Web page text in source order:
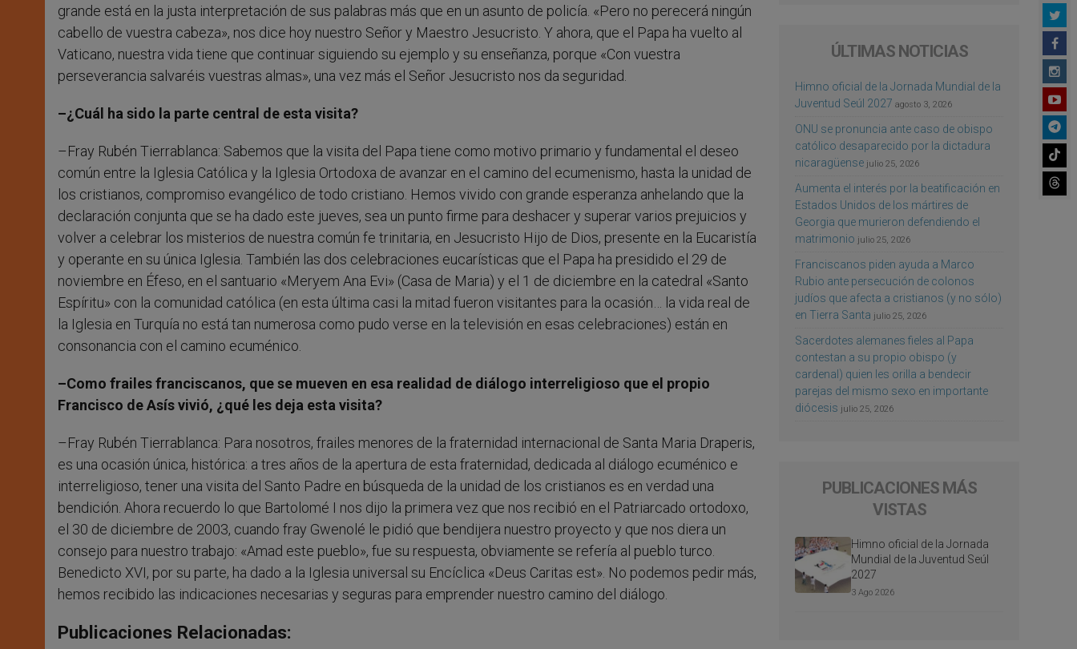
grande está en la justa interpretación de sus palabras más que en un asunto de policía. «Pero no perecerá ningún
cabello de vuestra cabeza», nos dice hoy nuestro Señor y Maestro Jesucristo. Y ahora, que el Papa ha vuelto al
Vaticano, nuestra vida tiene que continuar siguiendo su ejemplo y su enseñanza, porque «Con vuestra
perseverancia salvaréis vuestras almas», una vez más el Señor Jesucristo nos da seguridad.
–¿Cuál ha sido la parte central de esta visita?
–Fray Rubén Tierrablanca: Sabemos que la visita del Papa tiene como motivo primario y fundamental el deseo
común entre la Iglesia Católica y la Iglesia Ortodoxa de avanzar en el camino del ecumenismo, hasta la unidad de
los cristianos, compromiso evangélico de todo cristiano. Hemos vivido con grande esperanza anhelando que la
declaración conjunta que se ha dado este jueves, sea un punto firme para deshacer y superar varios prejuicios y
volver a celebrar los misterios de nuestra común fe trinitaria, en Jesucristo Hijo de Dios, presente en la Eucaristía
y operante en su única Iglesia. También las dos celebraciones eucarísticas que el Papa ha presidido el 29 de
noviembre en Éfeso, en el santuario «Meryem Ana Evi» (Casa de Maria) y el 1 de diciembre en la catedral «Santo
Espíritu» con la comunidad católica (en esta última casi la mitad fueron visitantes para la ocasión… la vida real de
la Iglesia en Turquía no está tan numerosa como pudo verse en la televisión en esas celebraciones) están en
consonancia con el camino ecuménico.
–Como frailes franciscanos, que se mueven en esa realidad de diálogo interreligioso que el propio
Francisco de Asís vivió, ¿qué les deja esta visita?
–Fray Rubén Tierrablanca: Para nosotros, frailes menores de la fraternidad internacional de Santa Maria Draperis,
es una ocasión única, histórica: a tres años de la apertura de esta fraternidad, dedicada al diálogo ecuménico e
interreligioso, tener una visita del Santo Padre en búsqueda de la unidad de los cristianos es en verdad una
bendición. Ahora recuerdo lo que Bartolomé I nos dijo la primera vez que nos recibió en el Patriarcado ortodoxo,
el 30 de diciembre de 2003, cuando fray Gwenolé le pidió que bendijera nuestro proyecto y que nos diera un
consejo para nuestro trabajo: «Amad este pueblo», fue su respuesta, obviamente se refería al pueblo turco.
Benedicto XVI, por su parte, ha dado a la Iglesia universal su Encíclica «Deus Caritas est». No podemos pedir más,
hemos recibido las indicaciones necesarias y seguras para emprender nuestro camino del diálogo.
Publicaciones Relacionadas:
ÚLTIMAS NOTICIAS
Himno oficial de la Jornada Mundial de la
Juventud Seúl 2027 agosto 3, 2026
ONU se pronuncia ante caso de obispo
católico desaparecido por la dictadura
nicaragüense julio 25, 2026
Aumenta el interés por la beatificación en
Estados Unidos de los mártires de
Georgia que murieron defendiendo el
matrimonio julio 25, 2026
Franciscanos piden ayuda a Marco
Rubio ante persecución de colonos
judíos que afecta a cristianos (y no sólo)
en Tierra Santa julio 25, 2026
Sacerdotes alemanes fieles al Papa
contestan a su propio obispo (y
cardenal) quien les orilla a bendecir
parejas del mismo sexo en importante
diócesis julio 25, 2026
PUBLICACIONES MÁS
VISTAS
Himno oficial de la Jornada
Mundial de la Juventud Seúl
2027
3 Ago 2026